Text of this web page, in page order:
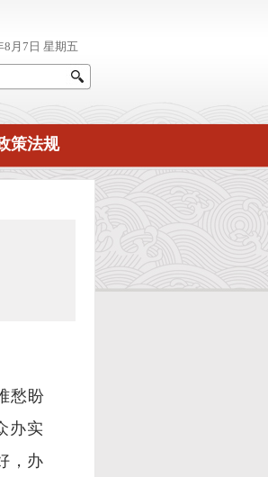
策法规
愁盼
办实
，办